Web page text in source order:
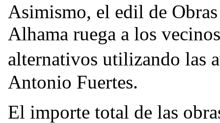
Asimismo, el edil de
Alhama ruega a los
alternativos utilizando las
Antonio Fuertes.
El importe total de las